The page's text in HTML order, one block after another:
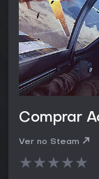
Comprar
Ver no Steam
★★★★★